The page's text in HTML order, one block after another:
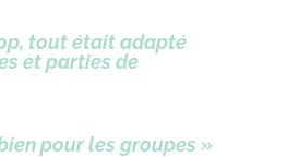
tout était adapté
et parties de
pour les groupes »